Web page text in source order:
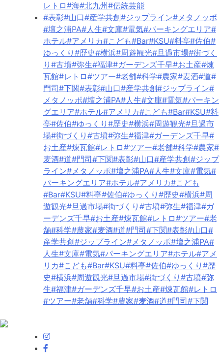
レトロ#海#北九州#伝統芸能
#表彰#山口#産学共創#ジップライン#メタノッポ
#壇之浦PA#人生#文庫#電気#パーキングエリア#
ホテル#アメリカ#こども#Bar#KSU#料亭#佐伯#
ゆっくり #歴史#横浜#周遊観光#旦過市場#街づく
り #古墳#弥生#福津#ガーデンズ千早#お土産#煉
瓦館#レトロ#ツアー#老舗#科学#農家#麦酒#道#
門司#下関#表彰#山口#産学共創#ジップライン#
メタノッポ#壇之浦PA#人生#文庫#電気#パーキン
グエリア#ホテル#アメリカ#こども#Bar#KSU#料
亭#佐伯#ゆっくり #歴史#横浜#周遊観光#旦過市
場#街づくり #古墳#弥生#福津#ガーデンズ千早#
お土産#煉瓦館#レトロ#ツアー#老舗#科学#農家#
麦酒#道#門司#下関#表彰#山口#産学共創#ジップ
ライン#メタノッポ#壇之浦PA#人生#文庫#電気#
パーキングエリア#ホテル#アメリカ#こども
#Bar#KSU#料亭#佐伯#ゆっくり #歴史#横浜#周
遊観光#旦過市場#街づくり #古墳#弥生#福津#ガ
ーデンズ千早#お土産#煉瓦館#レトロ#ツアー#老
舗#科学#農家#麦酒#道#門司#下関#表彰#山口#
産学共創#ジップライン#メタノッポ#壇之浦PA#
人生#文庫#電気#パーキングエリア#ホテル#アメ
リカ#こども#Bar#KSU#料亭#佐伯#ゆっくり #歴
史#横浜#周遊観光#旦過市場#街づくり #古墳#弥
生#福津#ガーデンズ千早#お土産#煉瓦館#レトロ
#ツアー#老舗#科学#農家#麦酒#道#門司#下関